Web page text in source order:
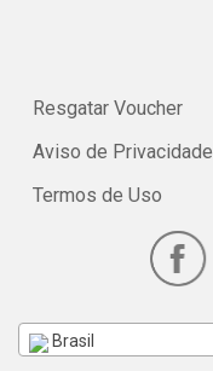
Resgatar Voucher
Aviso de Privacidade
Termos de Uso
Brasil